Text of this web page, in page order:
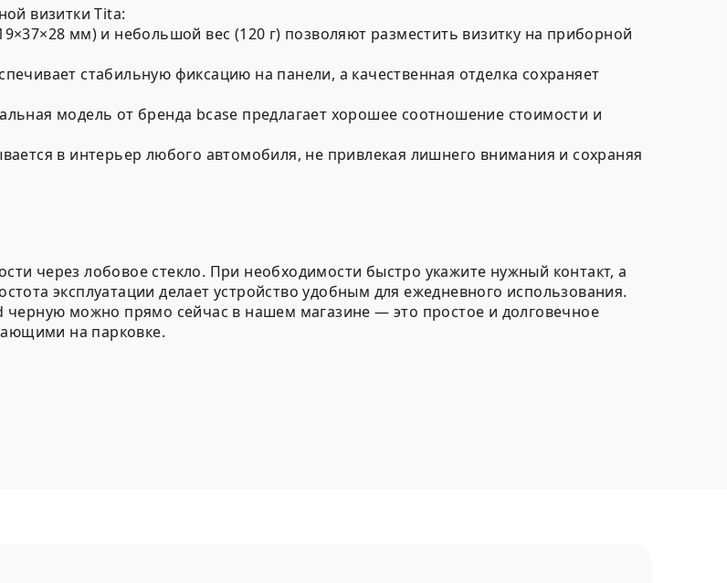
визитки Tita:
мм) и небольшой вес (120 г) позволяют разместить визитку на приборной
стабильную фиксацию на панели, а качественная отделка сохраняет
модель от бренда bcase предлагает хорошее соотношение стоимости и
в интерьер любого автомобиля, не привлекая лишнего внимания и сохраняя
через лобовое стекло. При необходимости быстро укажите нужный контакт, а
эксплуатации делает устройство удобным для ежедневного использования.
черную можно прямо сейчас в нашем магазине — это простое и долговечное
на парковке.